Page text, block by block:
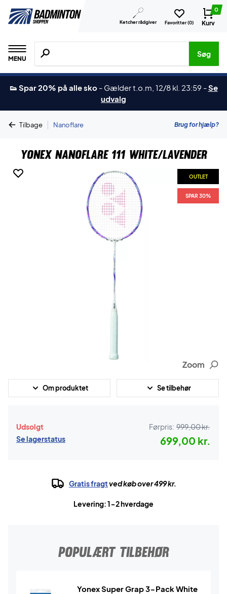
Ketcher rådgiver Favoritter (0)
0
Kurv
MENU
Søg efter produkter, mærker etc.
Søg
👟 Spar 20% på alle sko - Gælder t.o.m, 12/8 kl. 23:59 -Se
udvalg
Tilbage | Nanoflare Brug for hjælp?
Yonex Nanoflare 111 White/Lavender
OUTLET
SPAR 30%
Zoom
Om produktet Se tilbehør
Udsolgt
Se lagerstatus
Førpris: 999,00 kr.
699,00 kr.
Gratis fragtved køb over 499 kr.
Levering: 1-2 hverdage
POPULÆRT TILBEHØR
Yonex Super Grap 3-Pack White